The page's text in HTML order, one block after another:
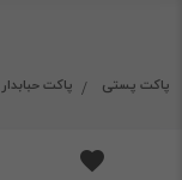
پاکت پستی پاکت حبابدار